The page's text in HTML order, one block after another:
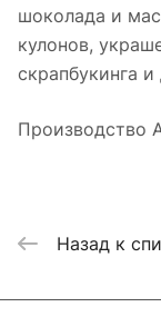
шоколада и
кулонов,
скрапбукинга
Производство
Назад к